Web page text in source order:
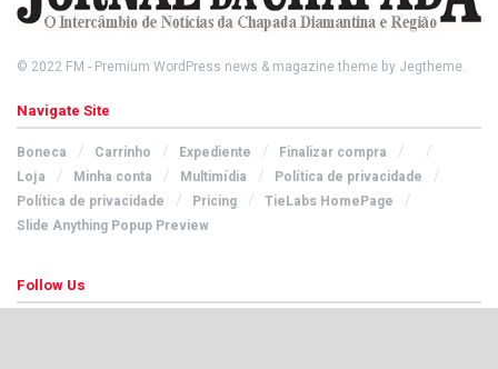
© 2022 FM - Premium WordPress news & magazine theme by Jegtheme.
Navigate Site
Boneca Carrinho Expediente
Finalizar compra
Loja
Minha conta Multimídia
Política de privacidade
Política de privacidade
Pricing
TieLabs HomePage
Slide Anything Popup Preview
Follow Us